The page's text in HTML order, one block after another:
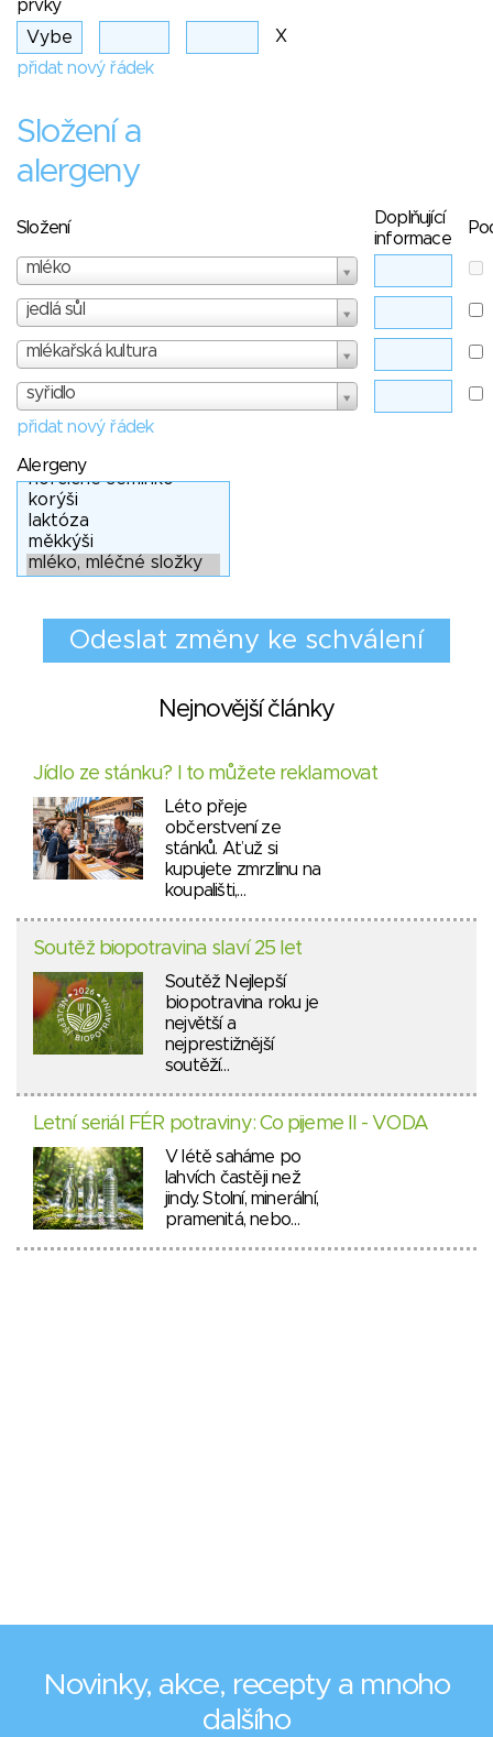
prvky
X
přidat nový řádek
Složení a
alergeny
Složení
Doplňující
informace
mléko
jedlá sůl
mlékařská kultura
syřidlo
přidat nový řádek
Alergeny
Nejnovější články
Jídlo ze stánku? I to můžete reklamovat
Léto přeje
občerstvení ze
stánků. Ať už si
kupujete zmrzlinu na
koupališti,…
Soutěž biopotravina slaví 25 let
Soutěž Nejlepší
biopotravina roku je
největší a
nejprestižnější
soutěží…
Letní seriál FÉR potraviny: Co pijeme II - VODA
V létě saháme po
lahvích častěji než
jindy. Stolní, minerální,
pramenitá, nebo…
Novinky, akce, recepty a mnoho
dalšího